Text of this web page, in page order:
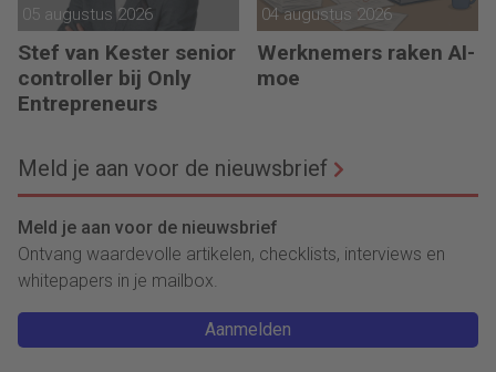
05 augustus 2026
Stef van Kester senior
controller bij Only
Entrepreneurs
04 augustus 2026
Werknemers raken AI-
moe
Meld je aan voor de nieuwsbrief
Meld je aan voor de nieuwsbrief
Ontvang waardevolle artikelen, checklists, interviews en
whitepapers in je mailbox.
Aanmelden